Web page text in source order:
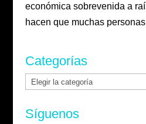
económica sobrevenida a
hacen que muchas
Categorías
Categorías
Síguenos